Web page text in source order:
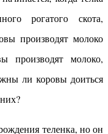
рогатого скота,
производят молоко
производят молоко,
ли коровы доиться
теленка, но он